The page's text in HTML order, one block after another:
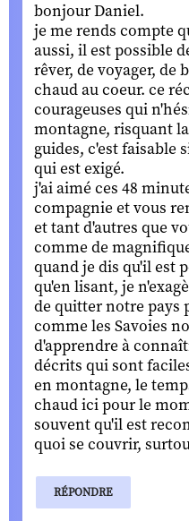
bonjour Daniel.
je me rends compte
aussi, il est possible
rêver, de voyager, de
chaud au coeur. ce
courageuses qui
montagne, risquant
guides, c'est faisable
qui est exigé.
j'ai aimé ces 48
compagnie et vous
et tant d'autres que
comme de
quand je dis qu'il est
qu'en lisant, je
de quitter notre pays
comme les Savoies
d'apprendre à
décrits qui sont
en montagne, le
chaud ici pour le
souvent qu'il est
quoi se couvrir,
RÉPONDRE